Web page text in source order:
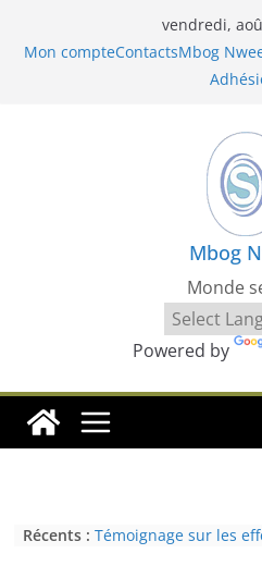
vendredi,
Mon compteContactsMbog
Mbog
Monde
Powered by
Récents : Témoignage sur les